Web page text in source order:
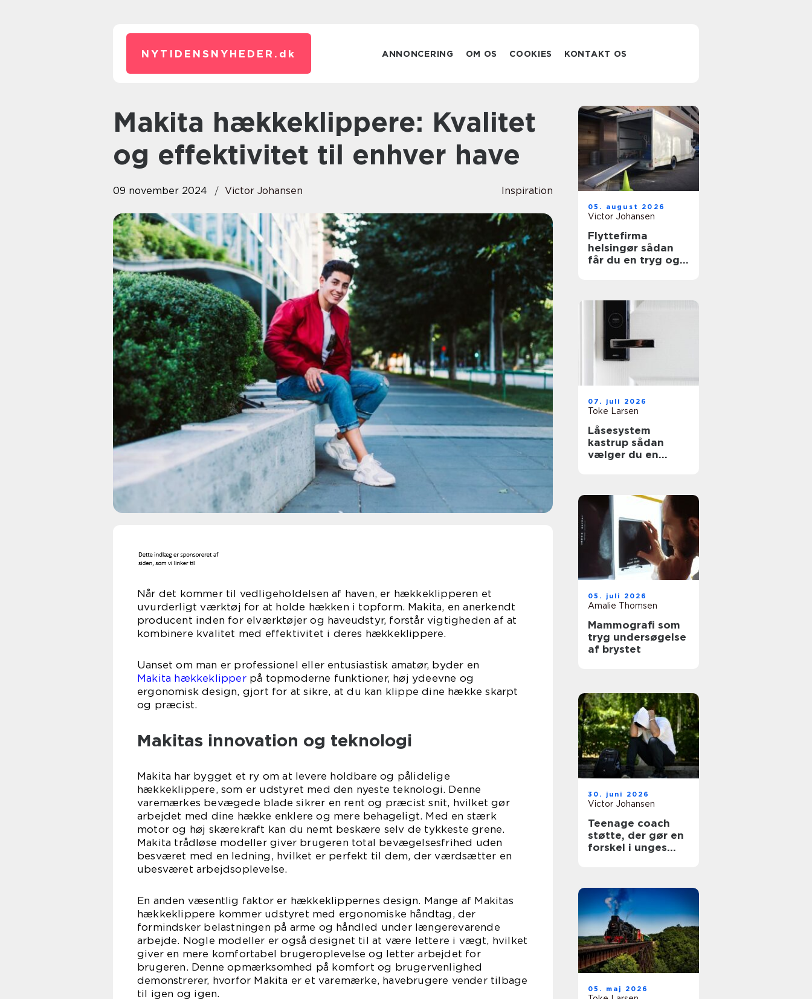
NYTIDENSNYHEDER. dk ANNONCERING OM OS COOKIES KONTAKT OS
Makita hækkeklippere: Kvalitet
og effektivitet til enhver have
09 november 2024 Victor Johansen Inspiration
Når det kommer til vedligeholdelsen af haven, er hækkeklipperen et
uvurderligt værktøj for at holde hækken i topform. Makita, en anerkendt
producent inden for elværktøjer og haveudstyr, forstår vigtigheden af at
kombinere kvalitet med effektivitet i deres hækkeklippere.
Uanset om man er professionel eller entusiastisk amatør, byder en
Makita hækkeklipperpå topmoderne funktioner, høj ydeevne og
ergonomisk design, gjort for at sikre, at du kan klippe dine hække skarpt
og præcist.
Makitas innovation og teknologi
Makita har bygget et ry om at levere holdbare og pålidelige
hækkeklippere, som er udstyret med den nyeste teknologi. Denne
varemærkes bevægede blade sikrer en rent og præcist snit, hvilket gør
arbejdet med dine hække enklere og mere behageligt. Med en stærk
motor og høj skærekraft kan du nemt beskære selv de tykkeste grene.
Makita trådløse modeller giver brugeren total bevægelsesfrihed uden
besværet med en ledning, hvilket er perfekt til dem, der værdsætter en
ubesværet arbejdsoplevelse.
En anden væsentlig faktor er hækkeklippernes design. Mange af Makitas
hækkeklippere kommer udstyret med ergonomiske håndtag, der
formindsker belastningen på arme og håndled under længerevarende
arbejde. Nogle modeller er også designet til at være lettere i vægt, hvilket
giver en mere komfortabel brugeroplevelse og letter arbejdet for
brugeren. Denne opmærksomhed på komfort og brugervenlighed
demonstrerer, hvorfor Makita er et varemærke, havebrugere vender tilbage
til igen og igen.
05. august 2026
Victor Johansen
Flyttefirma
helsingør sådan
får du en tryg og
07. juli 2026
Toke Larsen
Låsesystem
kastrup sådan
vælger du en
05. juli 2026
Amalie Thomsen
Mammografi som
tryg undersøgelse
af brystet
30. juni 2026
Victor Johansen
Teenage coach
støtte, der gør en
forskel i unges
05. maj 2026